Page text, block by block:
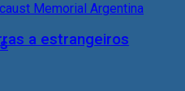
a estrangeiros